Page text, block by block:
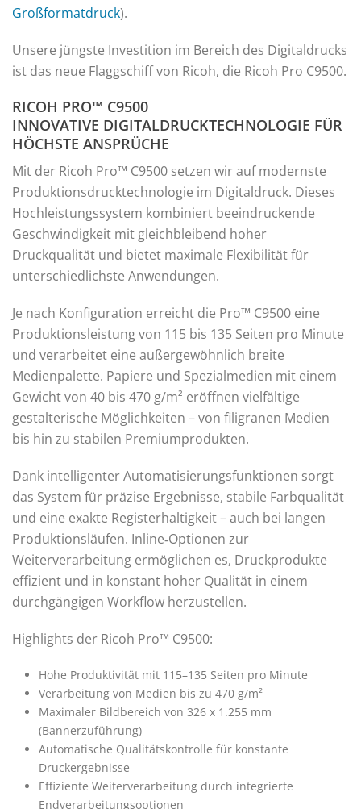
Großformatdruck).
Unsere jüngste Investition im Bereich des Digitaldrucks
ist das neue Flaggschiff von Ricoh, die Ricoh Pro C9500.
RICOH PRO™ C9500
INNOVATIVE DIGITALDRUCKTECHNOLOGIE FÜR
HÖCHSTE ANSPRÜCHE
Mit der Ricoh Pro™ C9500 setzen wir auf modernste
Produktionsdrucktechnologie im Digitaldruck. Dieses
Hochleistungssystem kombiniert beeindruckende
Geschwindigkeit mit gleichbleibend hoher
Druckqualität und bietet maximale Flexibilität für
unterschiedlichste Anwendungen.
Je nach Konfiguration erreicht die Pro™ C9500 eine
Produktionsleistung von 115 bis 135 Seiten pro Minute
und verarbeitet eine außergewöhnlich breite
Medienpalette. Papiere und Spezialmedien mit einem
Gewicht von 40 bis 470 g/m² eröffnen vielfältige
gestalterische Möglichkeiten – von filigranen Medien
bis hin zu stabilen Premiumprodukten.
Dank intelligenter Automatisierungsfunktionen sorgt
das System für präzise Ergebnisse, stabile Farbqualität
und eine exakte Registerhaltigkeit – auch bei langen
Produktionsläufen. Inline‑Optionen zur
Weiterverarbeitung ermöglichen es, Druckprodukte
effizient und in konstant hoher Qualität in einem
durchgängigen Workflow herzustellen.
Highlights der Ricoh Pro™ C9500:
Hohe Produktivität mit 115–135 Seiten pro Minute
Verarbeitung von Medien bis zu 470 g/m²
Maximaler Bildbereich von 326 x 1.255 mm
(Bannerzuführung)
Automatische Qualitätskontrolle für konstante
Druckergebnisse
Effiziente Weiterverarbeitung durch integrierte
Endverarbeitungsoptionen